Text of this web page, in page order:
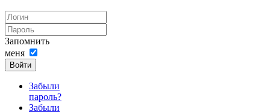
Запомнить
меня
Войти
Забыли
пароль?
Забыли